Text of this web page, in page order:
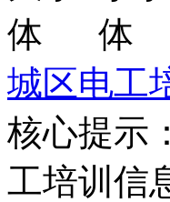
城区电工
核心提示
工培训信